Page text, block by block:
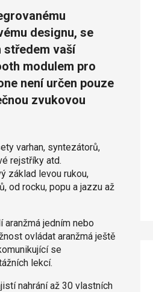
designu, se
středem vaší
modulem pro
není určen pouze
zvukovou
varhan, syntezátorů,
rejstříky atd.
základ levou rukou,
od rocku, popu a jazzu až
jedním nebo
ovládat aranžmá ještě
se
lekcí.
nahrání až 30 vlastních